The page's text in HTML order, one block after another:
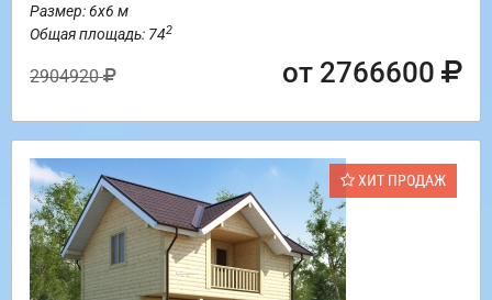
Размер: 6х6 м
Общая площадь: 742
2904920 от 2766600
ХИТ ПРОДАЖ